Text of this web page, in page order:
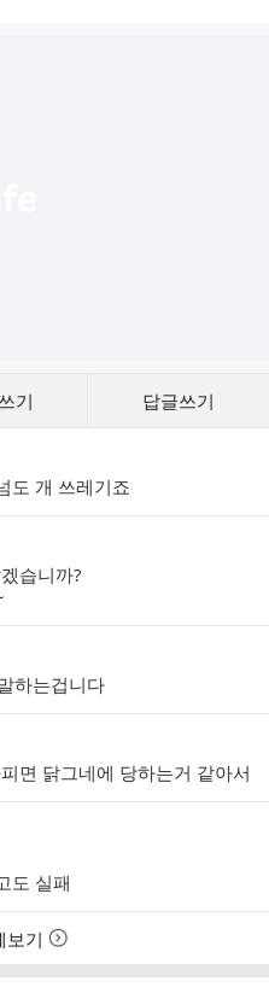
기 답글쓰기
도 개 쓰레기죠
습니까?
하는겁니다
면 닭그네에 당하는거 같아서
도 실패
보기